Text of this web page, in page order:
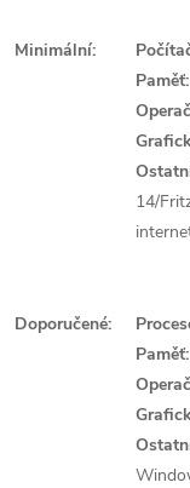
Minimální:
Paměť:
14/
Doporučené:
Paměť: